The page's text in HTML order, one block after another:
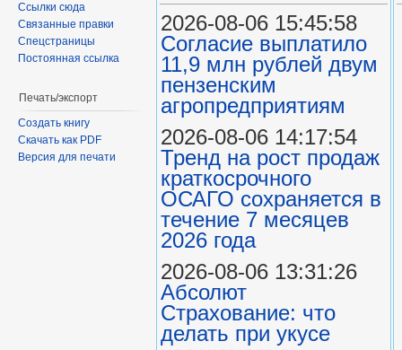
Ссылки сюда
Связанные правки
Спецстраницы
Постоянная ссылка
Печать/экспорт
Создать книгу
Скачать как PDF
Версия для печати
2026-08-06 15:45:58
Согласие выплатило
11,9 млн рублей двум
пензенским
агропредприятиям
2026-08-06 14:17:54
Тренд на рост продаж
краткосрочного
ОСАГО сохраняется в
течение 7 месяцев
2026 года
2026-08-06 13:31:26
Абсолют
Страхование: что
делать при укусе